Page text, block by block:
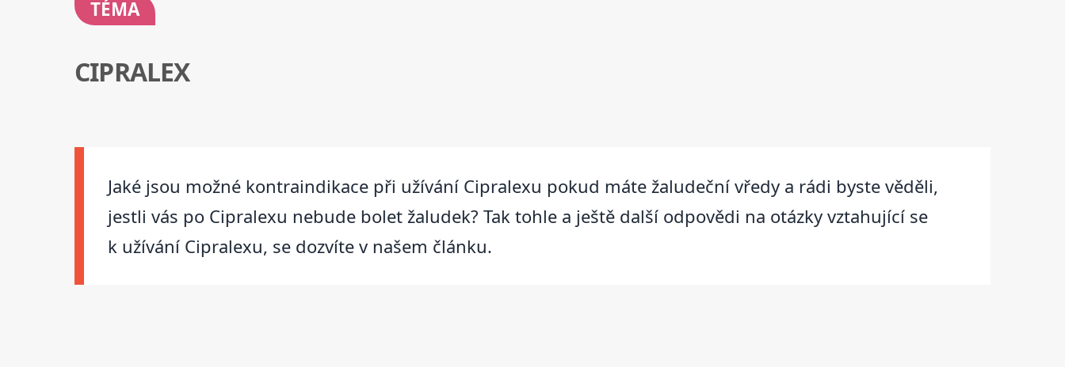
TÉMA
CIPRALEX
Jaké jsou možné kontraindikace při užívání Cipralexu pokud máte žaludeční vředy a rádi byste věděli,
jestli vás po Cipralexu nebude bolet žaludek? Tak tohle a ještě další odpovědi na otázky vztahující se
k užívání Cipralexu, se dozvíte v našem článku.